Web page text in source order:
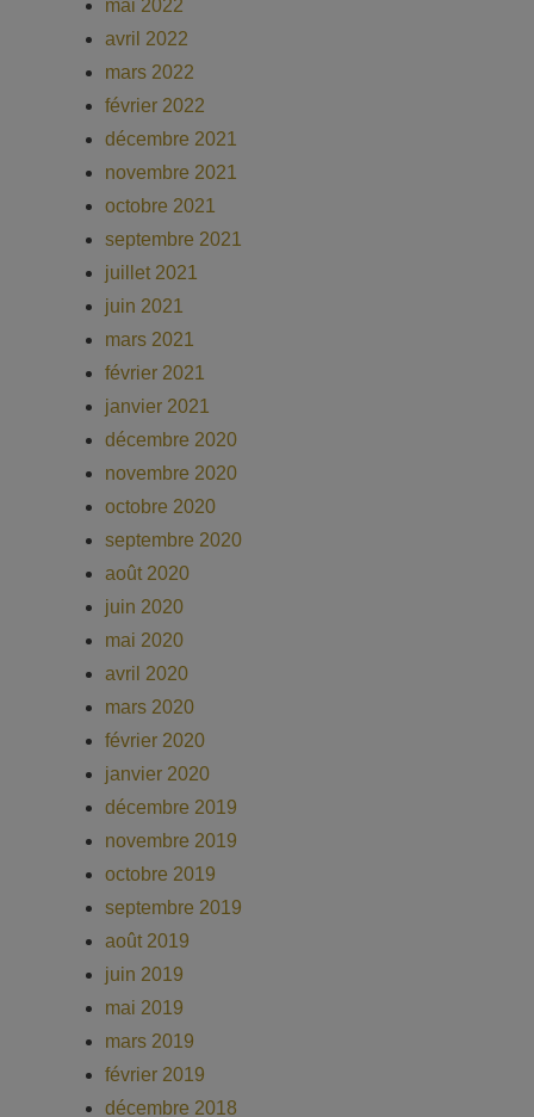
mai 2022
avril 2022
mars 2022
février 2022
décembre 2021
novembre 2021
octobre 2021
septembre 2021
juillet 2021
juin 2021
mars 2021
février 2021
janvier 2021
décembre 2020
novembre 2020
octobre 2020
septembre 2020
août 2020
juin 2020
mai 2020
avril 2020
mars 2020
février 2020
janvier 2020
décembre 2019
novembre 2019
octobre 2019
septembre 2019
août 2019
juin 2019
mai 2019
mars 2019
février 2019
décembre 2018